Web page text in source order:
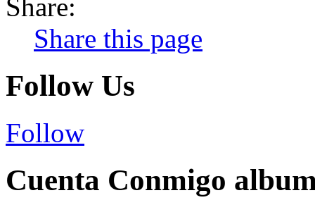
Share:
Share this page
Follow Us
Follow
Cuenta Conmigo